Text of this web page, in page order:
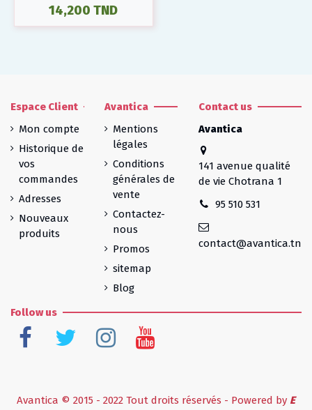
14,200 TND
Espace Client
Mon compte
Historique de
vos
commandes
Adresses
Nouveaux
produits
Avantica
Mentions
légales
Conditions
générales de
vente
Contactez-
nous
Promos
sitemap
Blog
Contact us
Avantica
141 avenue qualité
de vie Chotrana 1
95 510 531
contact@avantica.tn
Follow us
Avantica © 2015 - 2022 Tout droits réservés - Powered by E